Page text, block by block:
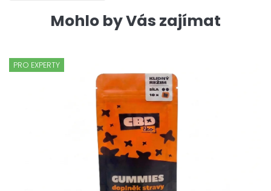
Mohlo by Vás zajímat
PRO EXPERTY